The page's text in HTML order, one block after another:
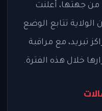
من جهتها، أعلنت
تتابع الوضع
تبريد، مع مراقبة
خلال هذه الفترة.